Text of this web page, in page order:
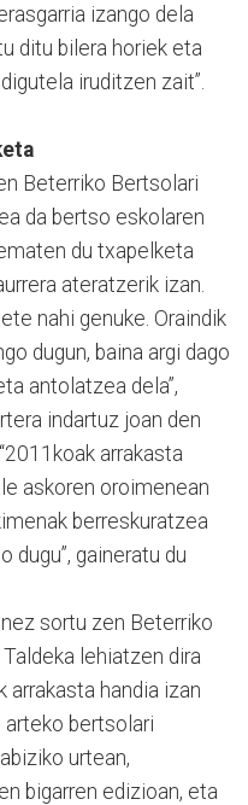
izango dela
ditu bilera horiek eta
iruditzen zait”.
Beterriko Bertsolari
da bertso eskolaren
du txapelketa
ateratzerik izan.
nahi genuke. Oraindik
dugun, baina argi dago
antolatzea dela”,
indartuz joan den
arrakasta
askoren oroimenean
berreskuratzea
dugu”, gaineratu du
sortu zen Beterriko
lehiatzen dira
arrakasta handia izan
bertsolari
urtean,
bigarren edizioan, eta